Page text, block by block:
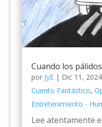
Cuando los
por JyE| Dic 11, 2024
Cuento Fantástico,
Entretenimiento -
Lee atentamente